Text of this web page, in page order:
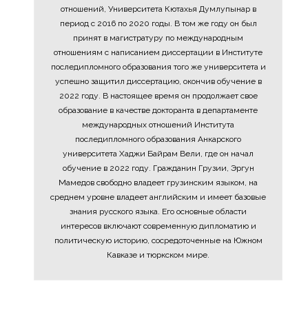
отношений, Университета Кютахья Думлупынар в
период с 2016 по 2020 годы. В том же году он был
принят в магистратуру по международным
отношениям с написанием диссертации в Институте
последипломного образования того же университета и
успешно защитил диссертацию, окончив обучение в
2022 году. В настоящее время он продолжает свое
образование в качестве докторанта в департаменте
международных отношений Института
последипломного образования Анкарского
университета Хаджи Байрам Вели, где он начал
обучение в 2022 году. Гражданин Грузии, Эргун
Мамедов свободно владеет грузинским языком, на
среднем уровне владеет английским и имеет базовые
знания русского языка. Его основные области
интересов включают современную дипломатию и
политическую историю, сосредоточенные на Южном
Кавказе и тюркском мире.